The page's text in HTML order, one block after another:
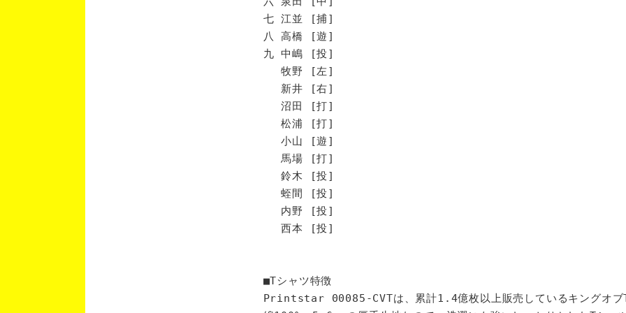
七 江並 [捕]
八 高橋 [遊]
九 中嶋 [投]
牧野 [左]
新井 [右]
沼田 [打]
松浦 [打]
小山 [遊]
馬場 [打]
鈴木 [投]
蛭間 [投]
内野 [投]
西本 [投]
■Tシャツ特徴
Printstar 00085-CVTは、累計1.4億枚以上販売しているキングオブT